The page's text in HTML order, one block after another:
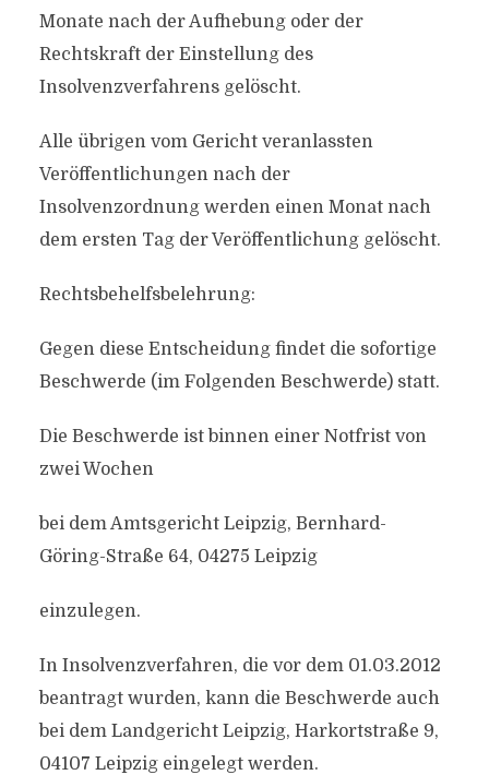
Monate nach der Aufhebung oder der
Rechtskraft der Einstellung des
Insolvenzverfahrens gelöscht.
Alle übrigen vom Gericht veranlassten
Veröffentlichungen nach der
Insolvenzordnung werden einen Monat nach
dem ersten Tag der Veröffentlichung gelöscht.
Rechtsbehelfsbelehrung:
Gegen diese Entscheidung findet die sofortige
Beschwerde (im Folgenden Beschwerde) statt.
Die Beschwerde ist binnen einer Notfrist von
zwei Wochen
bei dem Amtsgericht Leipzig, Bernhard-
Göring-Straße 64, 04275 Leipzig
einzulegen.
In Insolvenzverfahren, die vor dem 01.03.2012
beantragt wurden, kann die Beschwerde auch
bei dem Landgericht Leipzig, Harkortstraße 9,
04107 Leipzig eingelegt werden.